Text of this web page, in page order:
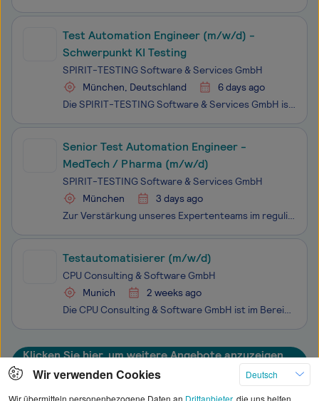
Test Automation Engineer (m/w/d) -
Schwerpunkt KI Testing
SPIRIT-TESTING Software & Services GmbH
München, Deutschland
6 days ago
Die SPIRIT-TESTING Software & Services GmbH ist Teil der TestSolutions Group, mit insgesamt rund 250 Mitarbeiter: innen. Wir sind ein agiles IT-Unternehmen, das auf Software-Qualitätssicherung und -Entwicklung spezialisiert ist. Wir unterstützen namhafte Kunden aus Branchen wie Banken, Versicher
Senior Test Automation Engineer -
MedTech / Pharma (m/w/d)
SPIRIT-TESTING Software & Services GmbH
München
3 days ago
Zur Verstärkung unseres Expertenteams im regulierten Life-Sciences-Umfeld suchen wir Sie als Senior Test Automation Engineer (m/w/d) mit Fokus auf MedTech und Pharma . Die SPIRIT-TESTING Software & Services GmbH ist Teil der TestSolutions Group mit insgesamt rund 250 Mitarbeiter: innen. Als agil
Testautomatisierer (m/w/d)
CPU Consulting & Software GmbH
Munich
2 weeks ago
Die CPU Consulting & Software GmbH ist im Bereich Professional Services seit mehr als vier Jahrzehnten als erfolgreicher IT-Dienstleister im Bankenumfeld tätig. Als Tochterunternehmen der CPU Gruppe richten wir unsere Kompetenzen auf die erfolgreiche Umsetzung von Softwareprojekten unserer Kunde
Klicken Sie hier, um weitere Angebote anzuzeigen
Wir verwenden Cookies
Deutsch
Wir übermitteln personenbezogene Daten an Drittanbieter, die uns helfen,